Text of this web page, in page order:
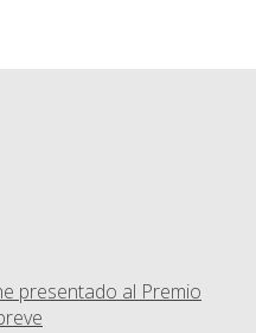
presentado al Premio